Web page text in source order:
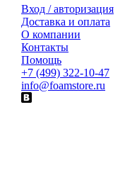
Вход / авторизация
Доставка и оплата
О компании
Контакты
Помощь
+7 (499) 322-10-47
info@foamstore.ru